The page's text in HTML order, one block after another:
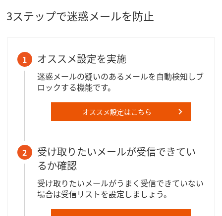
3ステップで迷惑メールを防止
1 オススメ設定を実施
迷惑メールの疑いのあるメールを自動検知しブ
ロックする機能です。
オススメ設定はこちら
2
受け取りたいメールが受信できてい
るか確認
受け取りたいメールがうまく受信できていない
場合は受信リストを設定しましょう。